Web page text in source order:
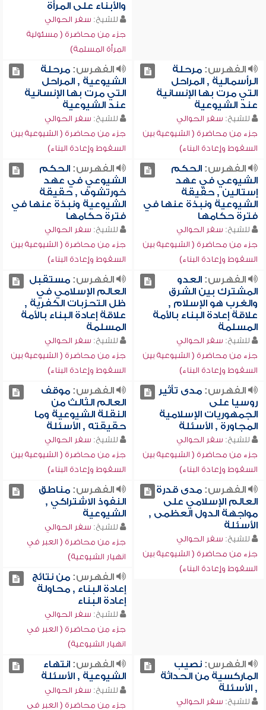
والأبناء على المرأة
للشيخ: سفر الحوالي
جزء من محاضرة ( مسئولية
المرأة المسلمة)
الفهرس:مرحلة
الرأسمالية , المراحل
التي مرت بها الإنسانية
عند الشيوعية
للشيخ: سفر الحوالي
جزء من محاضرة ( الشيوعية بين
السقوط وإعادة البناء)
الفهرس:مرحلة
الشيوعية , المراحل
التي مرت بها الإنسانية
عند الشيوعية
للشيخ: سفر الحوالي
جزء من محاضرة ( الشيوعية بين
السقوط وإعادة البناء)
الفهرس:الحكم
الشيوعي في عهد
إستالين , حقيقة
الشيوعية ونبذة عنها في
فترة حكامها
للشيخ: سفر الحوالي
جزء من محاضرة ( الشيوعية بين
السقوط وإعادة البناء)
الفهرس:الحكم
الشيوعي في عهد
خورتشوف , حقيقة
الشيوعية ونبذة عنها في
فترة حكامها
للشيخ: سفر الحوالي
جزء من محاضرة ( الشيوعية بين
السقوط وإعادة البناء)
الفهرس:العدو
المشترك بين الشرق
والغرب هو الإسلام ,
علاقة إعادة البناء بالأمة
المسلمة
للشيخ: سفر الحوالي
جزء من محاضرة ( الشيوعية بين
السقوط وإعادة البناء)
الفهرس:مستقبل
العالم الإسلامي في
ظل التحزبات الكفرية ,
علاقة إعادة البناء بالأمة
المسلمة
للشيخ: سفر الحوالي
جزء من محاضرة ( الشيوعية بين
السقوط وإعادة البناء)
الفهرس:مدى تأثير
روسيا على
الجمهوريات الإسلامية
المجاورة , الأسئلة
للشيخ: سفر الحوالي
جزء من محاضرة ( الشيوعية بين
السقوط وإعادة البناء)
الفهرس:موقف
العالم الثالث من
النقلة الشيوعية وما
حقيقته , الأسئلة
للشيخ: سفر الحوالي
جزء من محاضرة ( الشيوعية بين
السقوط وإعادة البناء)
الفهرس:مدى قدرة
العالم الإسلامي على
مواجهة الدول العظمى ,
الأسئلة
للشيخ: سفر الحوالي
جزء من محاضرة ( الشيوعية بين
السقوط وإعادة البناء)
الفهرس:مناطق
النفوذ الاشتراكي ,
الشيوعية
للشيخ: سفر الحوالي
جزء من محاضرة ( العبر في
انهيار الشيوعية)
الفهرس:من نتائج
إعادة البناء , محاولة
إعادة البناء
للشيخ: سفر الحوالي
جزء من محاضرة ( العبر في
انهيار الشيوعية)
الفهرس:نصيب
الماركسية من الحداثة
, الأسئلة
للشيخ: سفر الحوالي
الفهرس:انتهاء
الشيوعية , الأسئلة
للشيخ: سفر الحوالي
جزء من محاضرة ( العبر في